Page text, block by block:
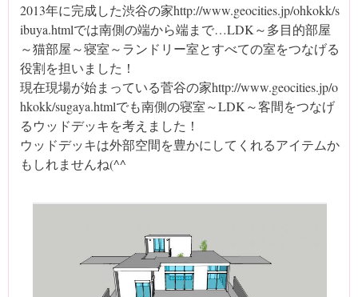
2013年に完成した渋谷の家http://www.geocities.jp/ohkokk/s
ibuya.htmlでは南側の端から端まで…LDK～多目的部屋
～猫部屋～寝室～ランドリー室とすべての室をつなげる
役割を担いました！
現在現場が始まっている菅谷の家http://www.geocities.jp/o
hkokk/sugaya.htmlでも南側の寝室～LDK～客間をつなげ
るウッドデッキを考えました！
ウッドデッキは外部空間を豊かにしてくれるアイテムか
もしれませんね(^^ゞ